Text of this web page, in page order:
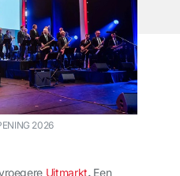
2026
Uitmarkt. Een